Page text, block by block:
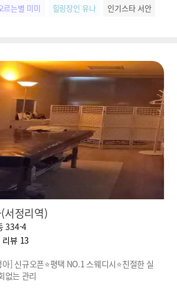
르는별 미미 힐링장인 유나 인기스타 서안
서정리역)
334-4
리뷰 13
] 신규오픈⭐평택 NO.1 스웨디시⭐친절한 실
없는 관리